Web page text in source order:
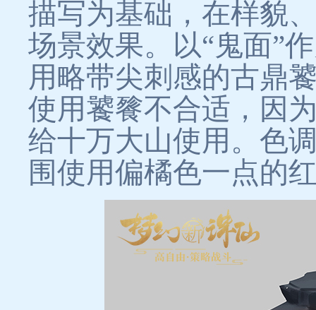
描写为基础，在样貌
场景效果。以“鬼面”
用略带尖刺感的古鼎
使用饕餮不合适，因
给十万大山使用。色
围使用偏橘色一点的